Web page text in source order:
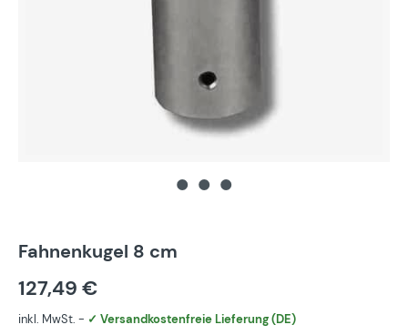
Fahnenkugel 8 cm
127,49 €
inkl. MwSt. - ✓ Versandkostenfreie Lieferung (DE)